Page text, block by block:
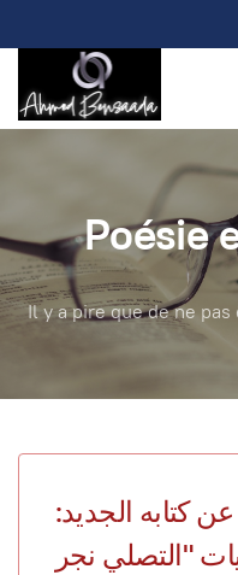
Poésie
Il y a pire que de ne
كتابه الجديد: